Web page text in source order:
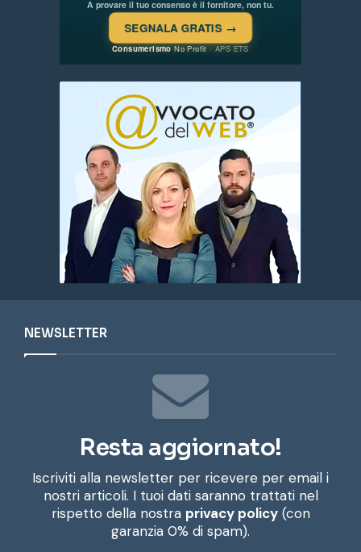
NEWSLETTER
Resta aggiornato!
Iscriviti alla newsletter per ricevere per email i
nostri articoli. I tuoi dati saranno trattati nel
rispetto della nostra privacy policy(con
garanzia 0% di spam).